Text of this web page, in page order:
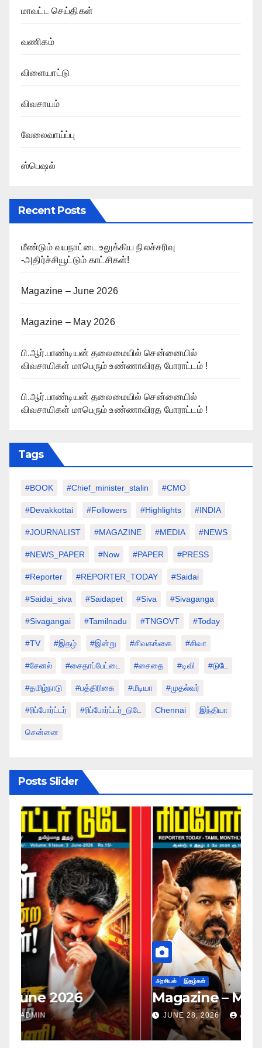
மாவட்ட செய்திகள்
வணிகம்
விளையாட்டு
விவசாயம்
வேலைவாய்ப்பு
ஸ்பெஷல்
Recent Posts
மீண்டும் வயநாட்டை உலுக்கிய நிலச்சரிவு
-அதிர்ச்சியூட்டும் காட்சிகள்!
Magazine – June 2026
Magazine – May 2026
பி.ஆர்.பாண்டியன் தலைமையில் சென்னையில்
விவசாயிகள் மாபெரும் உண்ணாவிரத போராட்டம் !
பி.ஆர்.பாண்டியன் தலைமையில் சென்னையில்
விவசாயிகள் மாபெரும் உண்ணாவிரத போராட்டம் !
Tags
#BOOK #chief_minister_stalin #CMO
#devakkottai #followers #highlights #INDIA
#JOURNALIST #MAGAZINE #MEDIA #NEWS
#NEWS_PAPER #Now #PAPER #PRESS
#Reporter #REPORTER_TODAY #saidai
#saidai_siva #saidapet #Siva #Sivaganga
#sivagangai #tamilnadu #TNGOVT #today
#TV #இதழ் #இன்று #சிவகங்கை #சிவா
#சேனல் #சைதாப்பேட்டை #சைதை #டிவி #டுடே
#தமிழ்நாடு #பத்திரிகை #மீடியா #முதல்வர்
#ரிப்போர்ட்டர் #ரிப்போர்ட்டர்_டுடே Chennai இந்தியா
சென்னை
Posts Slider
இதழ்கள்
Magazine – May 2026
JUNE 28, 2026 ADMIN